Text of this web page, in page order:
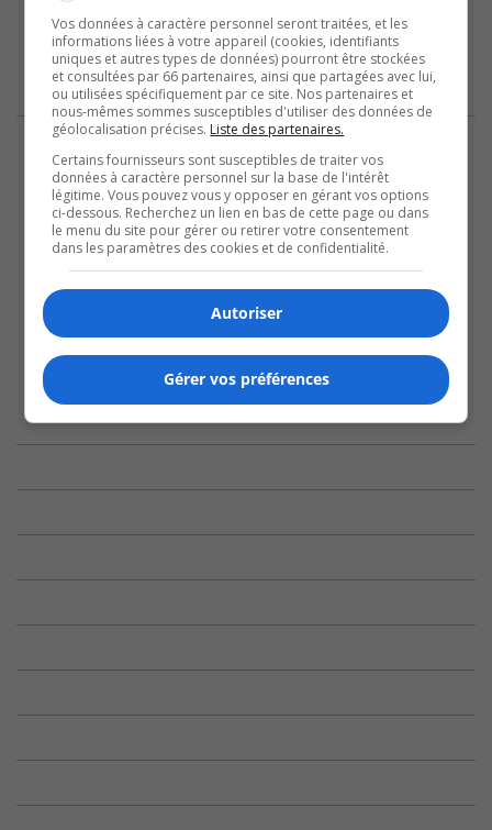
Vos données à caractère personnel seront traitées, et les
informations liées à votre appareil (cookies, identifiants
uniques et autres types de données) pourront être stockées
et consultées par 66 partenaires, ainsi que partagées avec lui,
ou utilisées spécifiquement par ce site. Nos partenaires et
nous-mêmes sommes susceptibles d'utiliser des données de
géolocalisation précises. Liste des partenaires.
Certains fournisseurs sont susceptibles de traiter vos
données à caractère personnel sur la base de l'intérêt
légitime. Vous pouvez vous y opposer en gérant vos options
ci-dessous. Recherchez un lien en bas de cette page ou dans
le menu du site pour gérer ou retirer votre consentement
dans les paramètres des cookies et de confidentialité.
Autoriser
Gérer vos préférences